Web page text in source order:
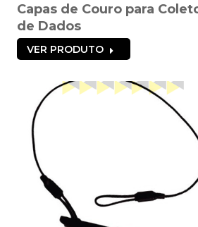
Capas de Couro para
de Dados
VER PRODUTO